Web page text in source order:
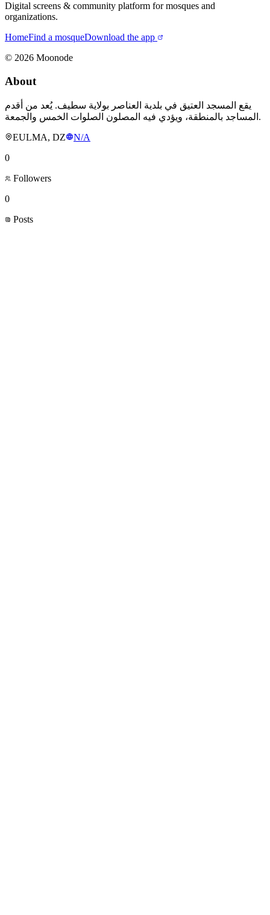
Digital screens & community platform for mosques and
organizations.
HomeFind a mosqueDownload the app
© 2026 Moonode
About
يقع المسجد العتيق في بلدية العناصر بولاية سطيف. يُعد من أقدم
المساجد بالمنطقة، ويؤدي فيه المصلون الصلوات الخمس والجمعة.
EULMA, DZ
N/A
0
Followers
0
Posts